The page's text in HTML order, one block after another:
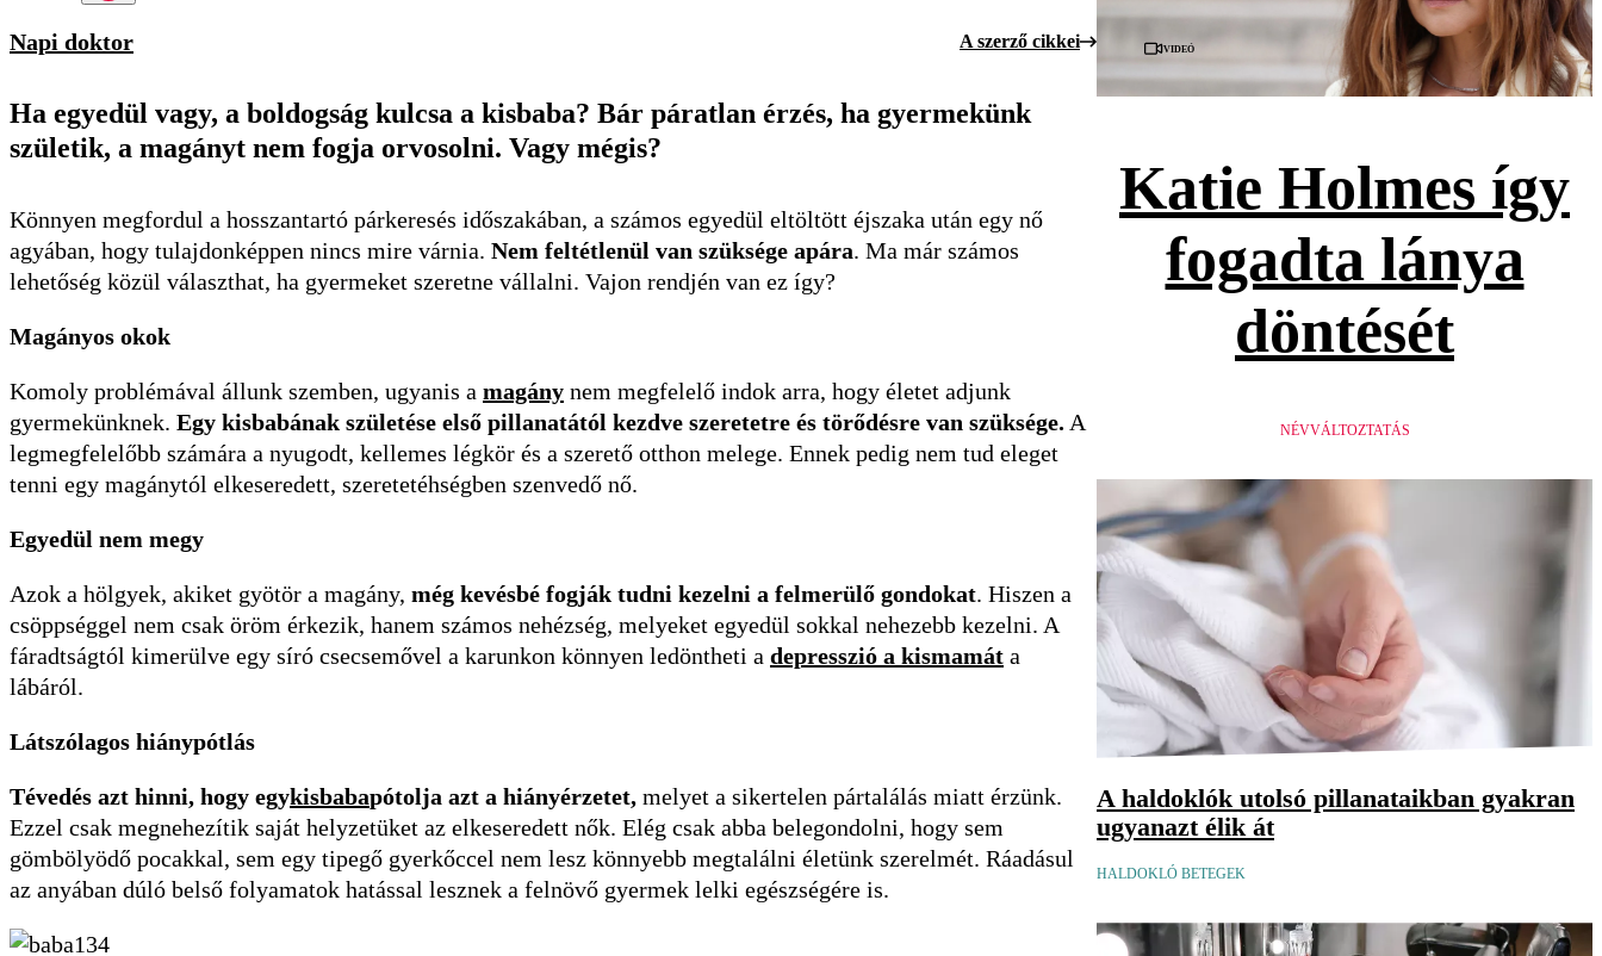
Napi doktor A szerző cikkei
Ha egyedül vagy, a boldogság kulcsa a kisbaba? Bár páratlan érzés, ha gyermekünk
születik, a magányt nem fogja orvosolni. Vagy mégis?
Könnyen megfordul a hosszantartó párkeresés időszakában, a számos egyedül eltöltött éjszaka után egy nő
agyában, hogy tulajdonképpen nincs mire várnia. Nem feltétlenül van szüksége apára. Ma már számos
lehetőség közül választhat, ha gyermeket szeretne vállalni. Vajon rendjén van ez így?
Magányos okok
Komoly problémával állunk szemben, ugyanis a magány nem megfelelő indok arra, hogy életet adjunk
gyermekünknek. Egy kisbabának születése első pillanatától kezdve szeretetre és törődésre van szüksége. A
legmegfelelőbb számára a nyugodt, kellemes légkör és a szerető otthon melege. Ennek pedig nem tud eleget
tenni egy magánytól elkeseredett, szeretetéhségben szenvedő nő.
Egyedül nem megy
Azok a hölgyek, akiket gyötör a magány, még kevésbé fogják tudni kezelni a felmerülő gondokat. Hiszen a
csöppséggel nem csak öröm érkezik, hanem számos nehézség, melyeket egyedül sokkal nehezebb kezelni. A
fáradtságtól kimerülve egy síró csecsemővel a karunkon könnyen ledöntheti a depresszió a kismamát a
lábáról.
Látszólagos hiánypótlás
Tévedés azt hinni, hogy egykisbabapótolja azt a hiányérzetet, melyet a sikertelen pártalálás miatt érzünk.
Ezzel csak megnehezítik saját helyzetüket az elkeseredett nők. Elég csak abba belegondolni, hogy sem
gömbölyödő pocakkal, sem egy tipegő gyerkőccel nem lesz könnyebb megtalálni életünk szerelmét. Ráadásul
az anyában dúló belső folyamatok hatással lesznek a felnövő gyermek lelki egészségére is.
Videó
Katie Holmes így
fogadta lánya
döntését
NÉVVÁLTOZTATÁS
A haldoklók utolsó pillanataikban gyakran
ugyanazt élik át
HALDOKLÓ BETEGEK